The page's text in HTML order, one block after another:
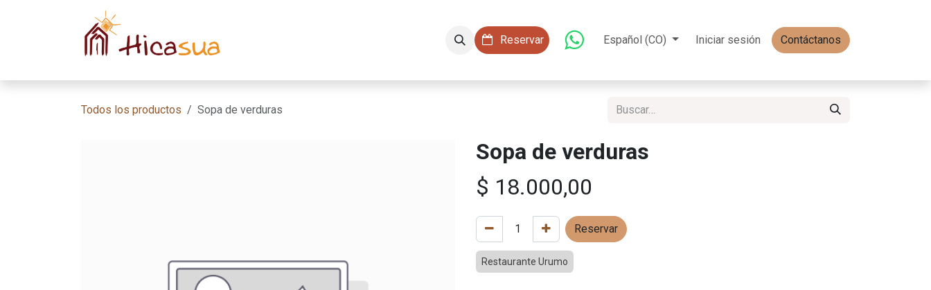
Servicios ​​ Reservar Español (CO) Iniciar sesión Contáctanos
Todos los productos Sopa de verduras
Sopa de verduras
$ 18.000,00
Reservar
Restaurante Urumo